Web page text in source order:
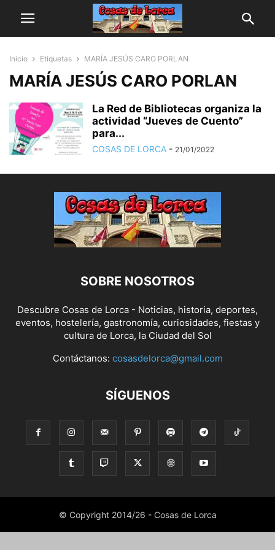
Inicio Etiquetas MARÍA JESÚS CARO PORLAN
MARÍA JESÚS CARO PORLAN
La Red de Bibliotecas organiza la
actividad “Jueves de Cuento”
para...
COSAS DE LORCA - 21/01/2022
SOBRE NOSOTROS
Descubre Cosas de Lorca - Noticias, historia, deportes,
eventos, hostelería, gastronomía, curiosidades, fiestas y
cultura de Lorca, la Ciudad del Sol
Contáctanos: cosasdelorca@gmail.com
SÍGUENOS
© Copyright 2014/26 - Cosas de Lorca